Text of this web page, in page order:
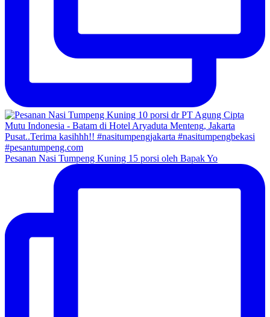
Pesanan Nasi Tumpeng Kuning 15 porsi oleh Bapak Yo